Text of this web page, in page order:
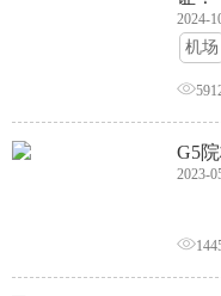
2024-
机场
签证
G5
2023-